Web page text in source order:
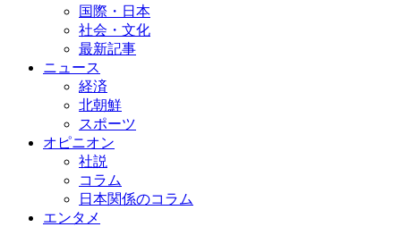
国際・日本
社会・文化
最新記事
ニュース
経済
北朝鮮
スポーツ
オピニオン
社説
コラム
日本関係のコラム
エンタメ